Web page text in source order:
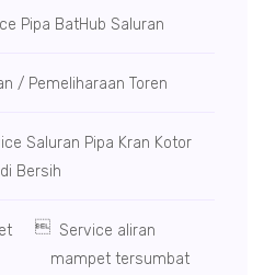
Pipa BatHub Saluran
/ Pemeliharaan Toren
Saluran Pipa Kran Kotor
Bersih
 Service aliran
mampet tersumbat